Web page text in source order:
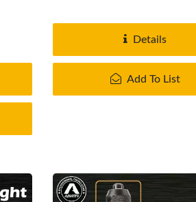
Details
Add To List